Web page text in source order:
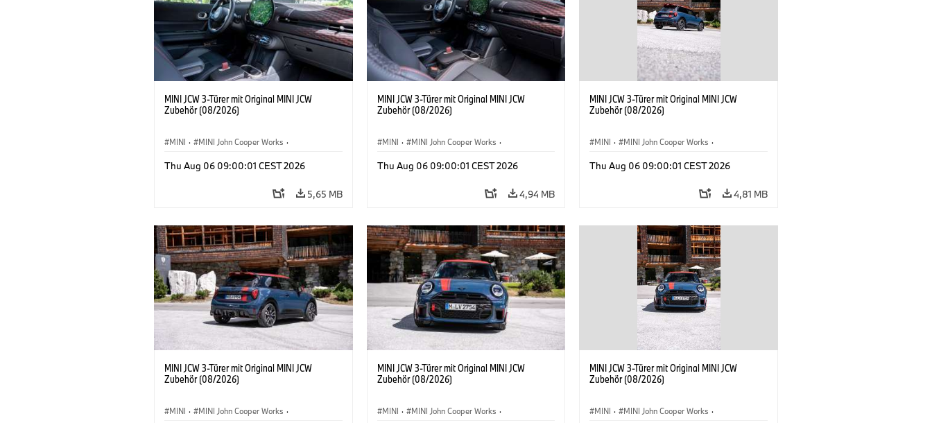
MINI JCW 3-Türer mit Original MINI JCW
Zubehör (08/2026)
MINI · MINI John Cooper Works ·
Sonderausstattungen, Zubehör
Thu Aug 06 09:00:01 CEST 2026
5,65 MB
MINI JCW 3-Türer mit Original MINI JCW
Zubehör (08/2026)
MINI · MINI John Cooper Works ·
Sonderausstattungen, Zubehör
Thu Aug 06 09:00:01 CEST 2026
4,94 MB
MINI JCW 3-Türer mit Original MINI JCW
Zubehör (08/2026)
MINI · MINI John Cooper Works ·
Sonderausstattungen, Zubehör
Thu Aug 06 09:00:01 CEST 2026
4,81 MB
MINI JCW 3-Türer mit Original MINI JCW
Zubehör (08/2026)
MINI · MINI John Cooper Works ·
MINI JCW 3-Türer mit Original MINI JCW
Zubehör (08/2026)
MINI · MINI John Cooper Works ·
MINI JCW 3-Türer mit Original MINI JCW
Zubehör (08/2026)
MINI · MINI John Cooper Works ·